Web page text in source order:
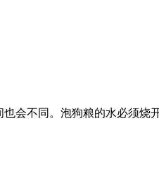
会不同。泡狗粮的水必须